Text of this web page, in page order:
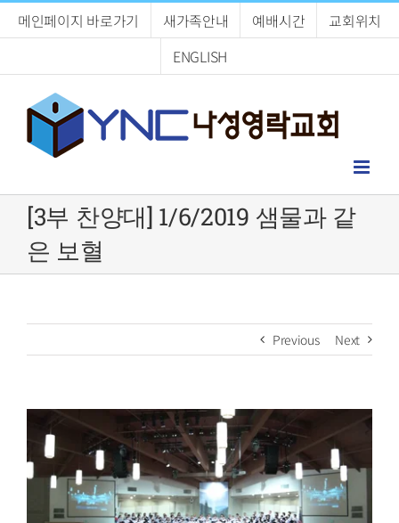
메인페이지 바로가기 새가족안내 예배시간
교회위치
ENGLISH
[3부 찬양대] 1/6/2019 샘물과 같
은 보혈
Previous Next